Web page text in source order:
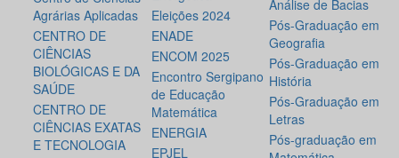
Agrárias Aplicadas
CENTRO DE
CIÊNCIAS
BIOLÓGICAS E DA
SAÚDE
CENTRO DE
CIÊNCIAS EXATAS
E TECNOLOGIA
Eleições 2024
ENADE
ENCOM 2025
Encontro Sergipano
de Educação
Matemática
ENERGIA
EPJEL
Análise de Bacias
Pós-Graduação em
Geografia
Pós-Graduação em
História
Pós-Graduação em
Letras
Pós-graduação em